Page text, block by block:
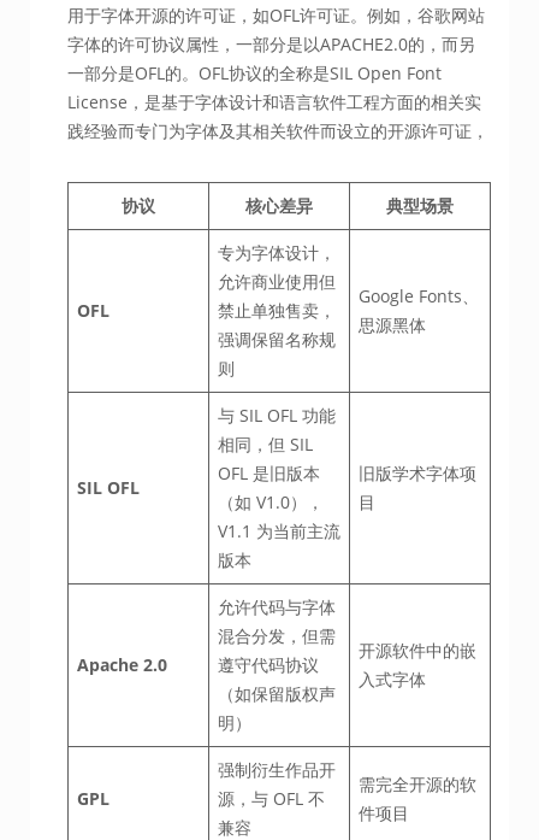
用于字体开源的许可证，如OFL许可证。例如，谷歌网站
字体的许可协议属性，一部分是以APACHE2.0的，而另
一部分是OFL的。OFL协议的全称是SIL Open Font
License，是基于字体设计和语言软件工程方面的相关实
践经验而专门为字体及其相关软件而设立的开源许可证，
协议 核心差异 典型场景
OFL
专为字体设计，
允许商业使用但
禁止单独售卖，
强调保留名称规
则
Google Fonts、
思源黑体
SIL OFL
与 SIL OFL 功能
相同，但 SIL
OFL 是旧版本
（如 V1.0），
V1.1 为当前主流
版本
旧版学术字体项
目
Apache 2.0
允许代码与字体
混合分发，但需
遵守代码协议
（如保留版权声
明）
开源软件中的嵌
入式字体
GPL
强制衍生作品开
源，与 OFL 不
兼容
需完全开源的软
件项目